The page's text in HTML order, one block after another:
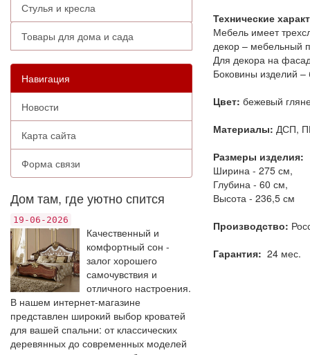
Стулья и кресла
Товары для дома и сада
Навигация
Новости
Карта сайта
Форма связи
Дом там, где уютно спится
19-06-2026
Качественный и
комфортный сон -
залог хорошего
самочувствия и
отличного настроения.
В нашем интернет-магазине
представлен широкий выбор кроватей
для вашей спальни: от классических
деревянных до современных моделей
Технические
Мебель имеет
декор – мебельный
Для декора на
Боковины изделий –
Цвет: бежевый
Материалы: ДСП,
Размеры изделия:
Ширина - 275 см,
Глубина - 60 см,
Высота - 236,5 см
Производство:
Гарантия: 24 мес.